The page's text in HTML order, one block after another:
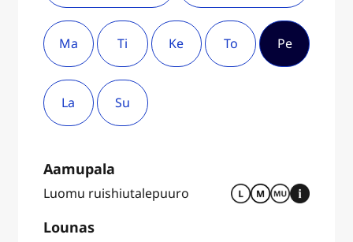
Ma Ti Ke To Pe
La Su
Aamupala
Luomu ruishiutalepuuro
Lounas